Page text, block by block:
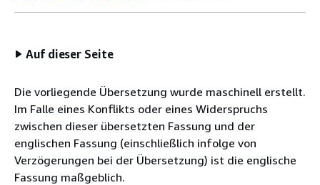
Auf dieser Seite
Die vorliegende Übersetzung wurde maschinell erstellt.
Im Falle eines Konflikts oder eines Widerspruchs
zwischen dieser übersetzten Fassung und der
englischen Fassung (einschließlich infolge von
Verzögerungen bei der Übersetzung) ist die englische
Fassung maßgeblich.